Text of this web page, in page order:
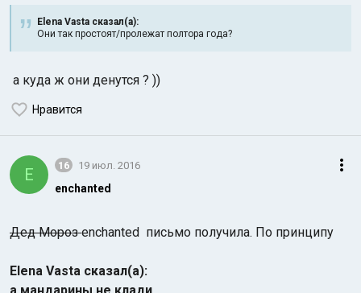
Elena Vasta сказал(а):
Они так простоят/пролежат полтора года?
а куда ж они денутся ? ))
Нравится
E 16 19 июл. 2016
enchanted
Дед Морозenchanted письмо получила. По принципу
Elena Vasta сказал(а):